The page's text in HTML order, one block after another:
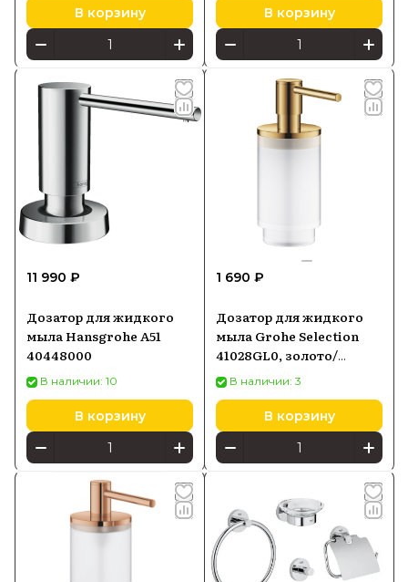
В корзину В корзину
11 990 ₽
Дозатор для жидкого
мыла Hansgrohe A51
40448000
В наличии: 10
В корзину
1 690 ₽
Дозатор для жидкого
мыла Grohe Selection
41028GL0, золото/
матовый белый
В наличии: 3
В корзину